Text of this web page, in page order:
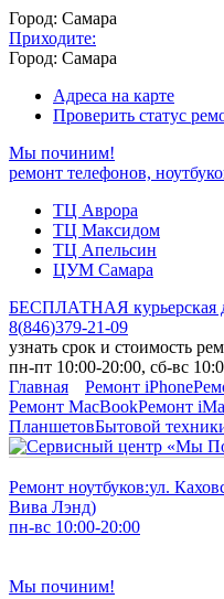
Город: Самара
Приходите:
Город: Самара
Адреса на карте
Проверить статус
Мы починим!
ремонт телефонов,
ТЦ Аврора
ТЦ Максидом
ТЦ Апельсин
ЦУМ Самара
БЕСПЛАТНАЯ курьерская
8(846)379-21-09
узнать срок и стоимость
пн-пт 10:00-20:00, сб-вс
Главная
Ремонт iPhone
Ремонт MacBookРемонт
ПланшетовБытовой
Ремонт ноутбуков:ул.
Вива Лэнд)
пн-вс 10:00-20:00
Мы починим!